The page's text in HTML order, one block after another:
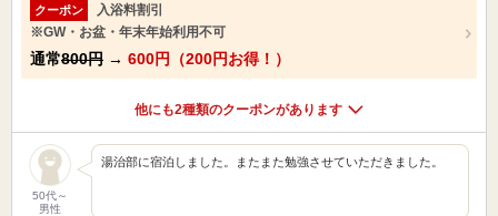
クーポン
入浴料割引
※GW・お盆・年末年始利用不可
通常800円 → 600円（200円お得！）
他にも2種類のクーポンがあります
50代～
男性
湯治部に宿泊しました。またまた勉強させていただきました。